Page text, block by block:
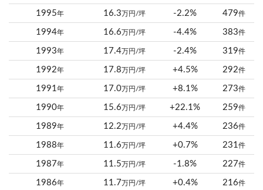
1995年 16.3 万円/坪 -2.2% 479件
1994年 16.6 万円/坪 -4.4% 383件
1993年 17.4 万円/坪 -2.4% 319件
1992年 17.8 万円/坪 +4.5% 292件
1991年 17.0 万円/坪 +8.1% 273件
1990年 15.6 万円/坪 +22.1% 259件
1989年 12.2 万円/坪 +4.4% 236件
1988年 11.6 万円/坪 +0.7% 231件
1987年 11.5 万円/坪 -1.8% 227件
1986年 11.7 万円/坪 +0.4% 216件